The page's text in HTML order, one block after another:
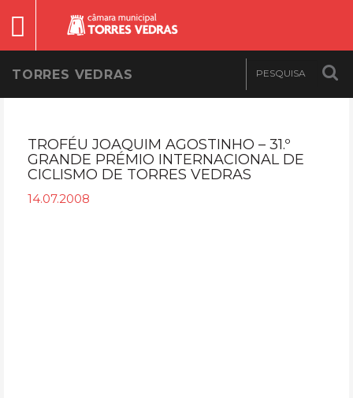
TORRES VEDRAS
TROFÉU JOAQUIM AGOSTINHO – 31.º
GRANDE PRÉMIO INTERNACIONAL DE
CICLISMO DE TORRES VEDRAS
14.07.2008